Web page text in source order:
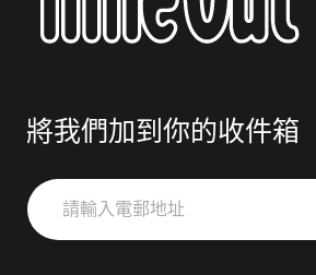
將我們加到你的收件箱
請
輸